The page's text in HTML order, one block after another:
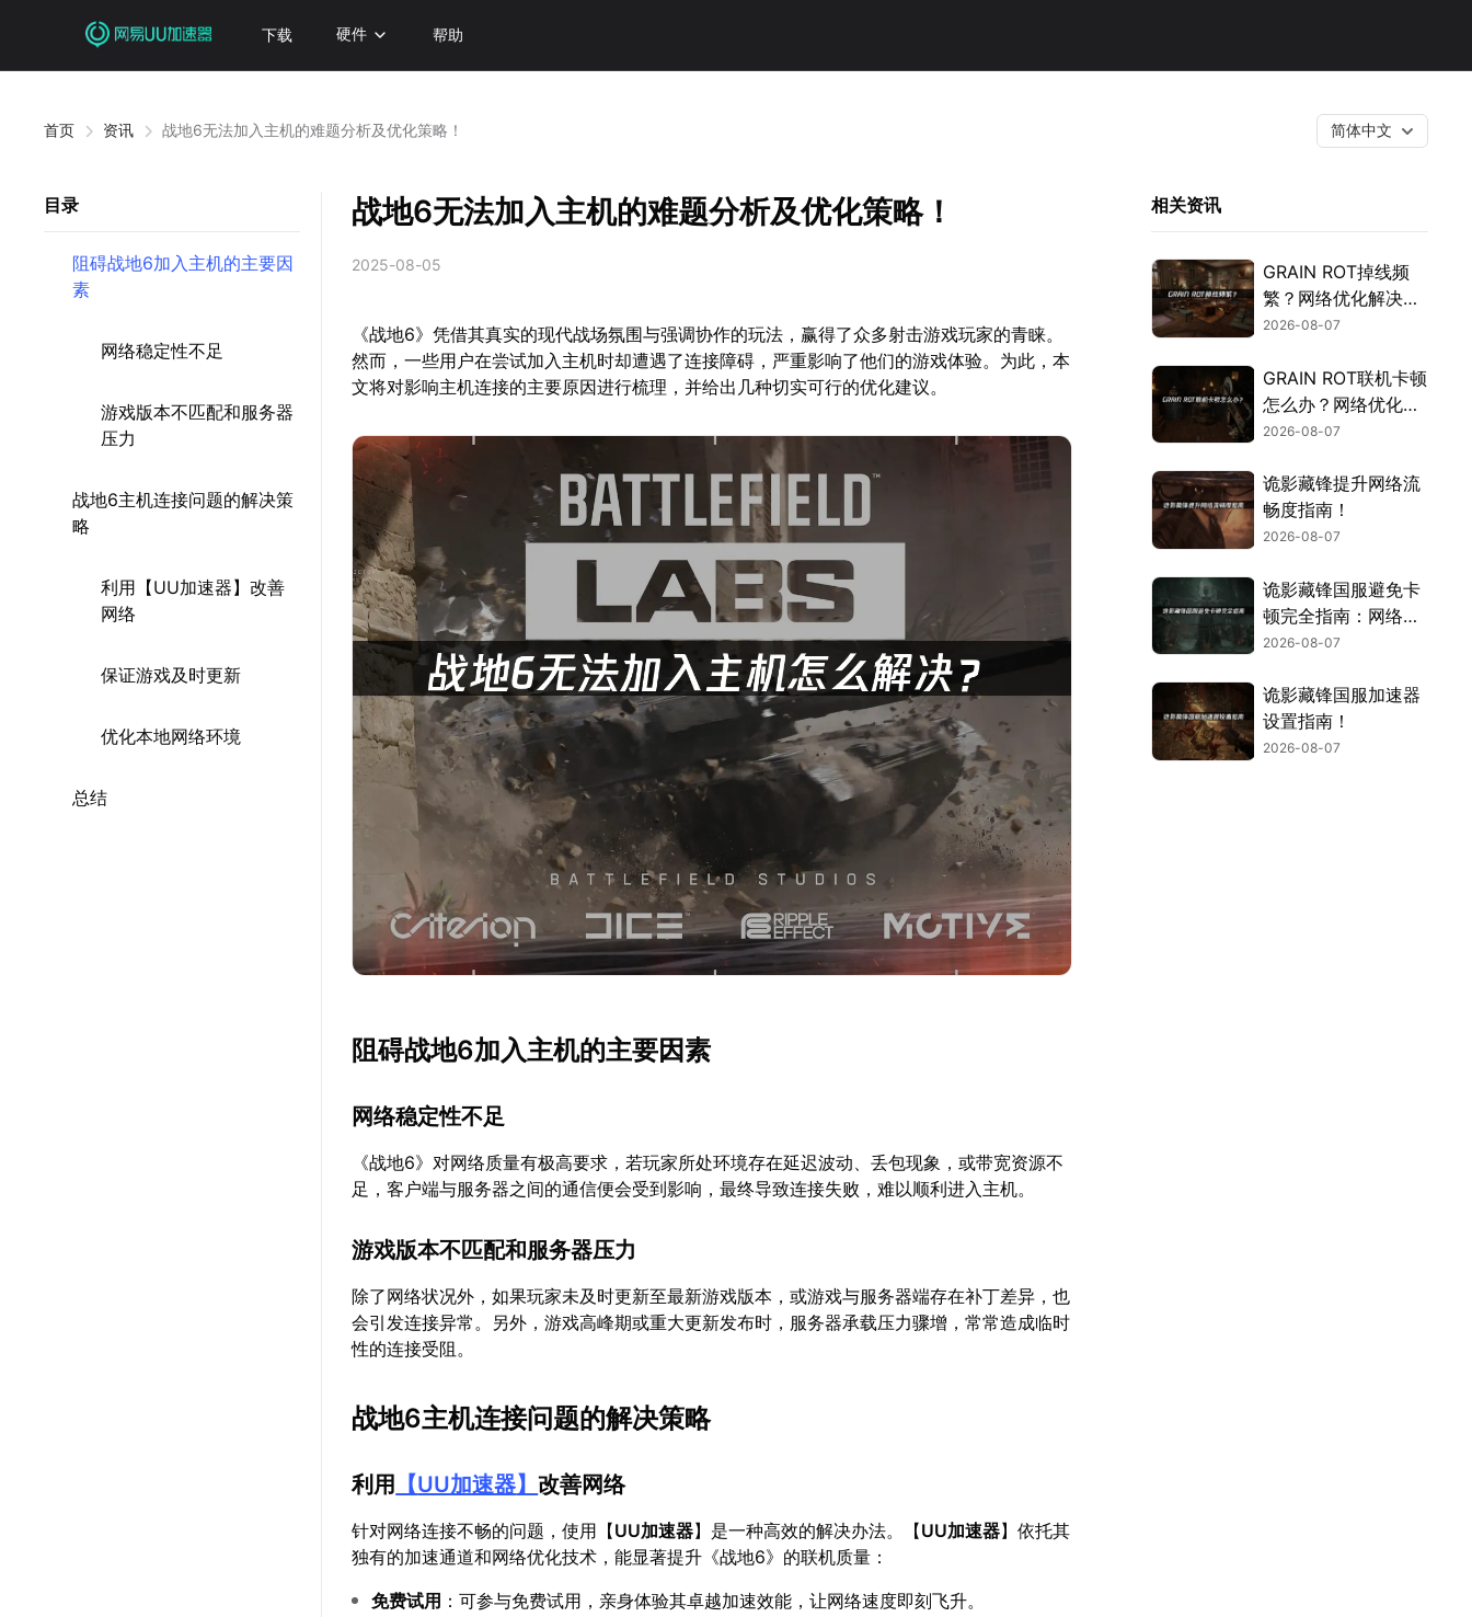
下载 硬件 帮助
首页 资讯 战地6无法加入主机的难题分析及优化策略！ 简体中文
目录
阻碍战地6加入主机的主要因
素
网络稳定性不足
游戏版本不匹配和服务器
压力
战地6主机连接问题的解决策
略
利用【UU加速器】改善
网络
保证游戏及时更新
优化本地网络环境
总结
战地6无法加入主机的难题分析及优化策略！
2025-08-05
《战地6》凭借其真实的现代战场氛围与强调协作的玩法，赢得了众多射击游戏玩家的青睐。
然而，一些用户在尝试加入主机时却遭遇了连接障碍，严重影响了他们的游戏体验。为此，本
文将对影响主机连接的主要原因进行梳理，并给出几种切实可行的优化建议。
阻碍战地6加入主机的主要因素
网络稳定性不足
《战地6》对网络质量有极高要求，若玩家所处环境存在延迟波动、丢包现象，或带宽资源不
足，客户端与服务器之间的通信便会受到影响，最终导致连接失败，难以顺利进入主机。
游戏版本不匹配和服务器压力
除了网络状况外，如果玩家未及时更新至最新游戏版本，或游戏与服务器端存在补丁差异，也
会引发连接异常。另外，游戏高峰期或重大更新发布时，服务器承载压力骤增，常常造成临时
性的连接受阻。
战地6主机连接问题的解决策略
利用 【UU加速器】改善网络
针对网络连接不畅的问题，使用【UU加速器】是一种高效的解决办法。【UU加速器】依托其
独有的加速通道和网络优化技术，能显著提升《战地6》的联机质量：
免费试用 ：可参与免费试用，亲身体验其卓越加速效能，让网络速度即刻飞升。
相关资讯
GRAIN ROT掉线频
繁？网络优化解决指
南！
2026-08-07
GRAIN ROT联机卡顿
怎么办？网络优化解
决方案！
2026-08-07
诡影藏锋提升网络流
畅度指南！
2026-08-07
诡影藏锋国服避免卡
顿完全指南：网络优
化与解决技巧！
2026-08-07
诡影藏锋国服加速器
设置指南！
2026-08-07